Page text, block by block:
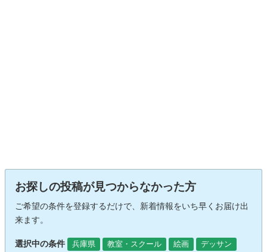
お探しの投稿が見つからなかった方
ご希望の条件を登録するだけで、新着情報をいち早くお届け出
来ます。
選択中の条件 兵庫県 教室・スクール 絵画 デッサン